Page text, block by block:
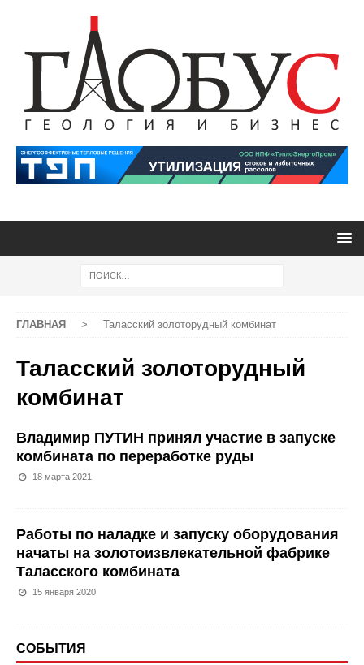
ГЛАВНАЯ > Таласский золоторудный комбинат
Таласский золоторудный
комбинат
Владимир ПУТИН принял участие в запуске
комбината по переработке руды
18 марта 2021
Работы по наладке и запуску оборудования
начаты на золотоизвлекательной фабрике
Таласского комбината
15 января 2020
СОБЫТИЯ